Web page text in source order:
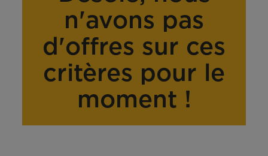
n'avons pas
d'offres sur ces
critères pour le
moment !